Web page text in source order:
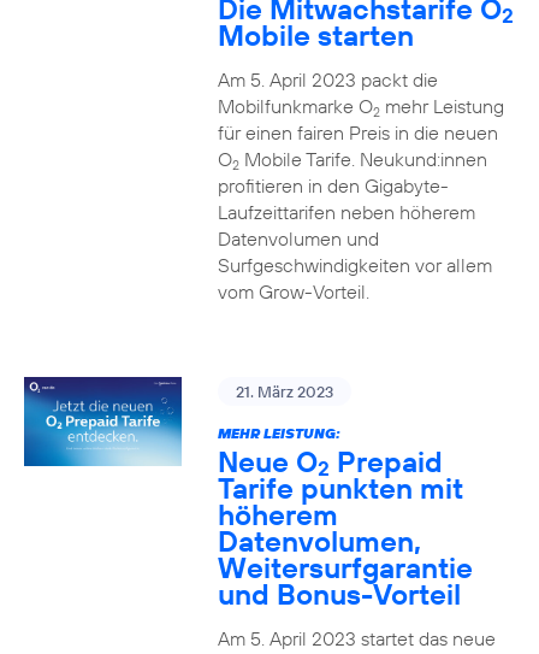
Die Mitwachstarife O2
Mobile starten
Am 5. April 2023 packt die
Mobilfunkmarke O2mehr Leistung
für einen fairen Preis in die neuen
O2Mobile Tarife. Neukund:innen
profitieren in den Gigabyte-
Laufzeittarifen neben höherem
Datenvolumen und
Surfgeschwindigkeiten vor allem
vom Grow-Vorteil.
21. März 2023
MEHR LEISTUNG:
Neue O2 Prepaid
Tarife punkten mit
höherem
Datenvolumen,
Weitersurfgarantie
und Bonus-Vorteil
Am 5. April 2023 startet das neue